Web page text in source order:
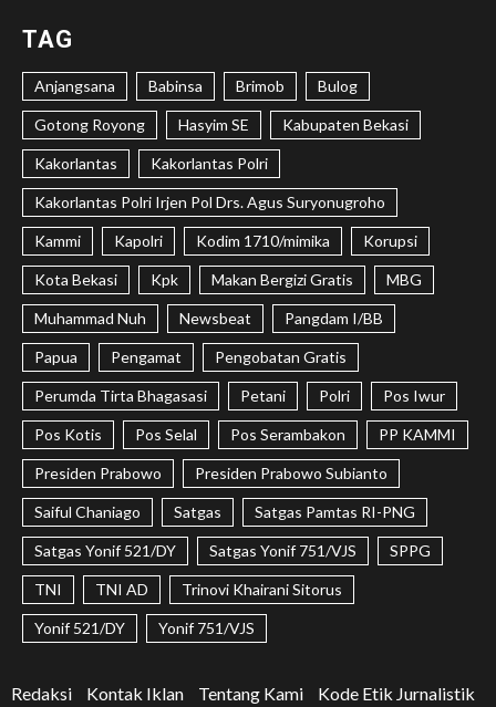
TAG
Anjangsana Babinsa Brimob Bulog
Gotong Royong Hasyim SE Kabupaten Bekasi
Kakorlantas Kakorlantas Polri
Kakorlantas Polri Irjen Pol Drs. Agus Suryonugroho
Kammi Kapolri Kodim 1710/mimika Korupsi
Kota Bekasi Kpk Makan Bergizi Gratis MBG
Muhammad Nuh Newsbeat Pangdam I/BB
Papua Pengamat Pengobatan Gratis
Perumda Tirta Bhagasasi Petani Polri Pos Iwur
Pos Kotis Pos Selal Pos Serambakon PP KAMMI
Presiden Prabowo Presiden Prabowo Subianto
Saiful Chaniago Satgas Satgas Pamtas RI-PNG
Satgas Yonif 521/DY Satgas Yonif 751/VJS SPPG
TNI TNI AD Trinovi Khairani Sitorus
Yonif 521/DY Yonif 751/VJS
Redaksi Kontak Iklan Tentang Kami Kode Etik Jurnalistik